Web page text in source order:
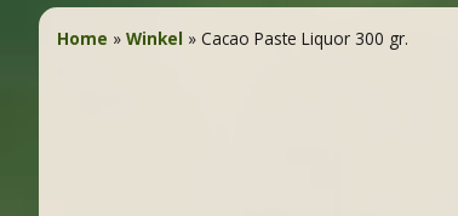
Home » Winkel » Cacao Paste Liquor 300 gr.